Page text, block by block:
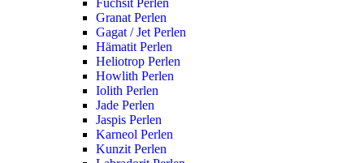
Fuchsit Perlen
Granat Perlen
Gagat / Jet Perlen
Hämatit Perlen
Heliotrop Perlen
Howlith Perlen
Iolith Perlen
Jade Perlen
Jaspis Perlen
Karneol Perlen
Kunzit Perlen